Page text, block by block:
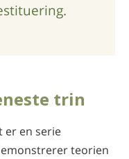
trin
er en serie
teorien